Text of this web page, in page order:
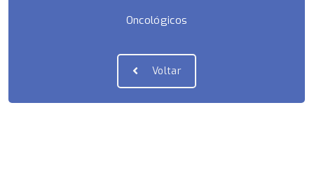
Oncológicos
Voltar